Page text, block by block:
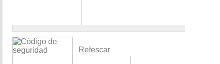
Refescar